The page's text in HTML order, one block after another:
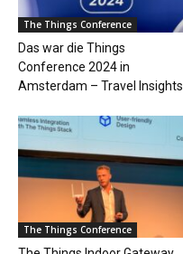
The Things Conference
Das war die Things
Conference 2024 in
Amsterdam – Travel Insights
The Things Conference